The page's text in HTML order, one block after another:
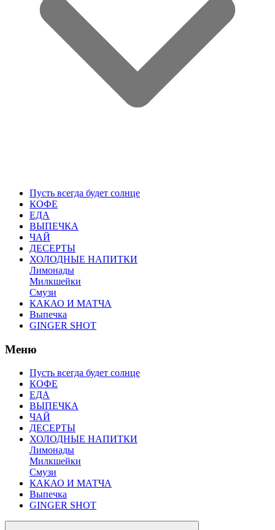
Пусть всегда будет солнце
КОФЕ
ЕДА
ВЫПЕЧКА
ЧАЙ
ДЕСЕРТЫ
ХОЛОДНЫЕ НАПИТКИ
Лимонады
Милкшейки
Смузи
КАКАО И МАТЧА
Выпечка
GINGER SHOT
Меню
Пусть всегда будет солнце
КОФЕ
ЕДА
ВЫПЕЧКА
ЧАЙ
ДЕСЕРТЫ
ХОЛОДНЫЕ НАПИТКИ
Лимонады
Милкшейки
Смузи
КАКАО И МАТЧА
Выпечка
GINGER SHOT